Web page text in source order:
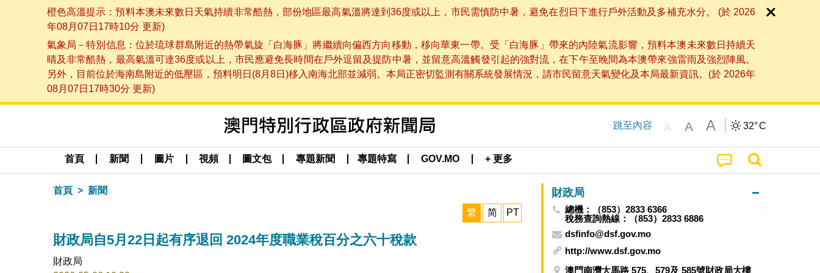
橙色高溫提示：預料本澳未來數日天氣持續非常酷熱，部份地區最高氣溫將達到36度或以上，市民需慎防中暑，避免在烈日下進行戶外活動及多補充水分。 (於 2026
年08月07日17時10分 更新)
氣象局－特別信息：位於琉球群島附近的熱帶氣旋「白海豚」將繼續向偏西方向移動，移向華東一帶。受「白海豚」帶來的內陸氣流影響，預料本澳未來數日持續天
晴及非常酷熱，最高氣溫可達36度或以上，市民應避免長時間在戶外逗留及提防中暑，並留意高溫觸發引起的強對流，在下午至晚間為本澳帶來強雷雨及強烈陣風。
另外，目前位於海南島附近的低壓區，預料明日(8月8日)移入南海北部並減弱。本局正密切監測有關系統發展情況，請市民留意天氣變化及本局最新資訊。(於 2026年
08月07日17時30分 更新)
跳至內容 A A A 32°C
首頁 新聞 圖片 視頻 圖文包 專題新聞 專題特寫 GOV.MO + 更多
首頁 新聞
繁 简 PT
財政局自5月22日起有序退回 2024年度職業稅百分之六十稅款
財政局
財政局
總機：（853）2833 6366
稅務查詢熱線：（853）2833 6886
dsfinfo@dsf.gov.mo
http://www.dsf.gov.mo
澳門南灣大馬路 575、579及 585號財政局大樓